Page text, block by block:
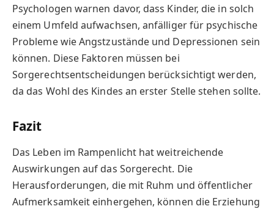
Psychologen warnen davor, dass Kinder, die in solch
einem Umfeld aufwachsen, anfälliger für psychische
Probleme wie Angstzustände und Depressionen sein
können. Diese Faktoren müssen bei
Sorgerechtsentscheidungen berücksichtigt werden,
da das Wohl des Kindes an erster Stelle stehen sollte.
Fazit
Das Leben im Rampenlicht hat weitreichende
Auswirkungen auf das Sorgerecht. Die
Herausforderungen, die mit Ruhm und öffentlicher
Aufmerksamkeit einhergehen, können die Erziehung